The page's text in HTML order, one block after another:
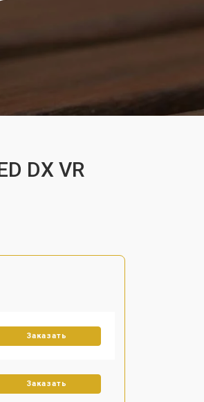
DX VR
Заказать
Заказать